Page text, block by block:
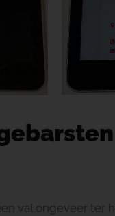
val ongeveer ter